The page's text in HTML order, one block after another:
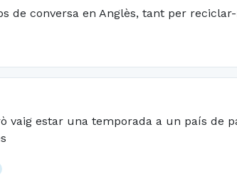
de conversa en Anglès, tant per
vaig estar una temporada a un país de